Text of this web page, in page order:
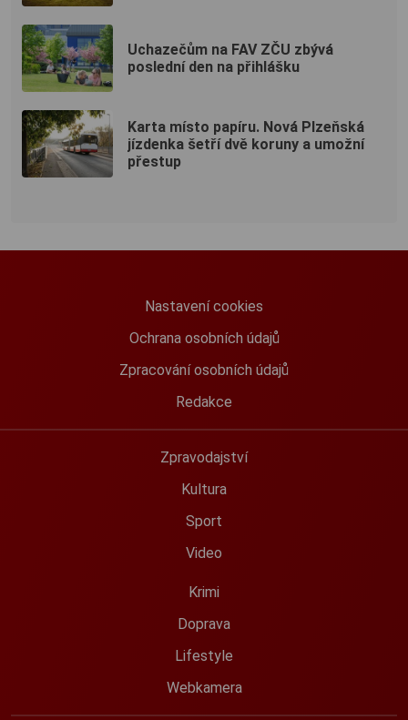
Uchazečům na FAV ZČU zbývá
poslední den na přihlášku
Karta místo papíru. Nová Plzeňská
jízdenka šetří dvě koruny a umožní
přestup
Nastavení cookies
Ochrana osobních údajů
Zpracování osobních údajů
Redakce
Zpravodajství
Kultura
Sport
Video
Krimi
Doprava
Lifestyle
Webkamera